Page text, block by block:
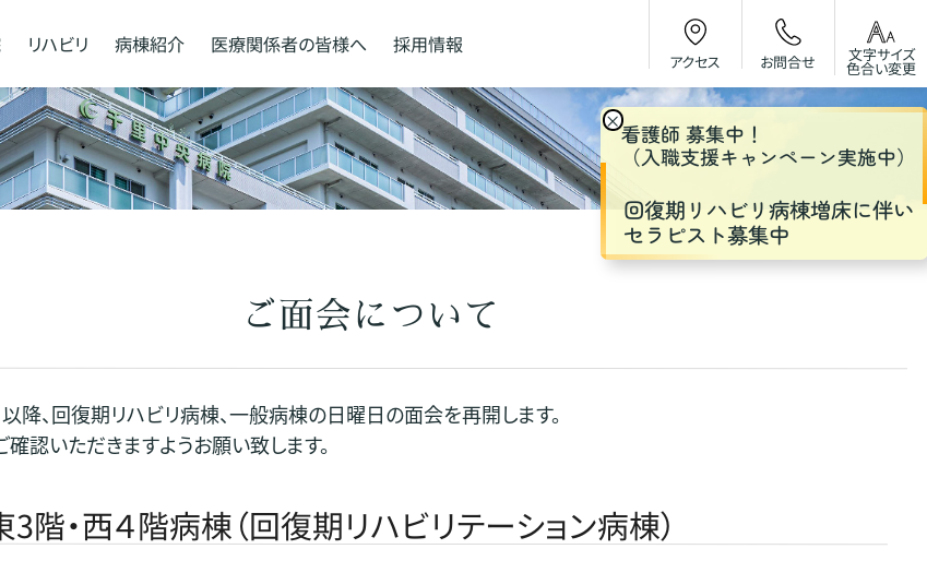
リハビリ 病棟紹介 医療関係者の皆様へ 採用情報
アクセス お問合せ 文字サイズ
色合い変更
ご面会について
降、回復期リハビリ病棟、一般病棟の日曜日の面会を再開します。
認いただきますようお願い致します。
階・西４階病棟（回復期リハビリテーション病棟）
×看護師 募集中！
（入職支援キャンペーン実施中）
回復期リハビリ病棟増床に伴い
セラピスト募集中